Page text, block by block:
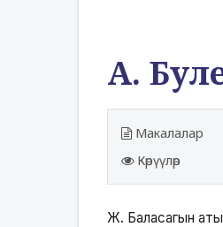
A.
Макалалар
Көрүүлөр
Ж. Баласагын